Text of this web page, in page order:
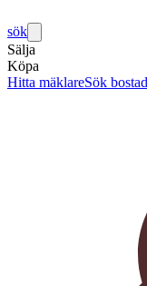
sök
Sälja
Köpa
Hitta mäklareSök bostad